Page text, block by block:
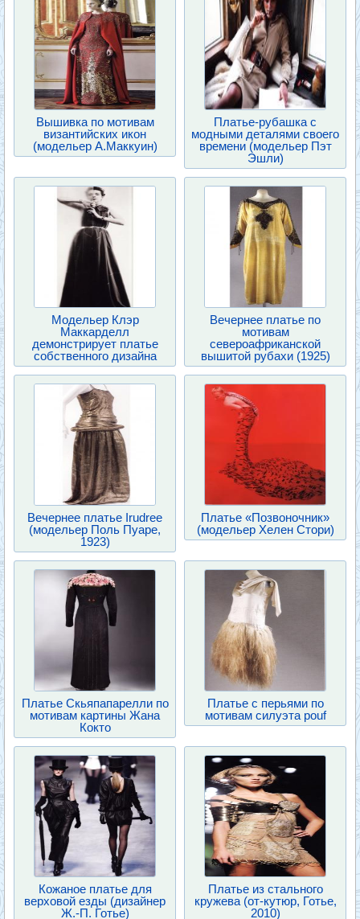
Вышивка по мотивам
византийских икон
(модельер А.Маккуин)
Платье-рубашка с
модными деталями своего
времени (модельер Пэт
Эшли)
Модельер Клэр
Маккарделл
демонстрирует платье
собственного дизайна
Вечернее платье по
мотивам
североафриканской
вышитой рубахи (1925)
Вечернее платье Irudree
(модельер Поль Пуаре,
1923)
Платье «Позвоночник»
(модельер Хелен Стори)
Платье Скьяпапарелли по
мотивам картины Жана
Кокто
Платье с перьями по
мотивам силуэта pouf
Кожаное платье для
верховой езды (дизайнер
Ж.-П. Готье)
Платье из стального
кружева (от-кутюр, Готье,
2010)